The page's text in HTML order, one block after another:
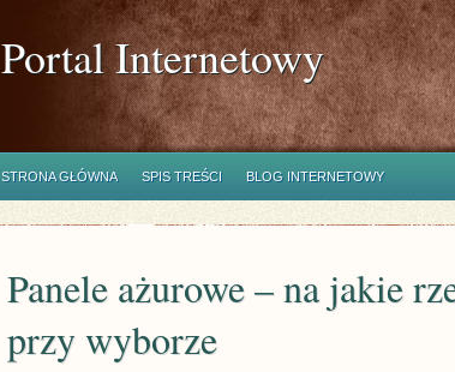
Portal Internetowy
STRONA GŁÓWNA SPIS TREŚCI BLOG INTERNETOWY
Panele ażurowe – na jakie
przy wyborze